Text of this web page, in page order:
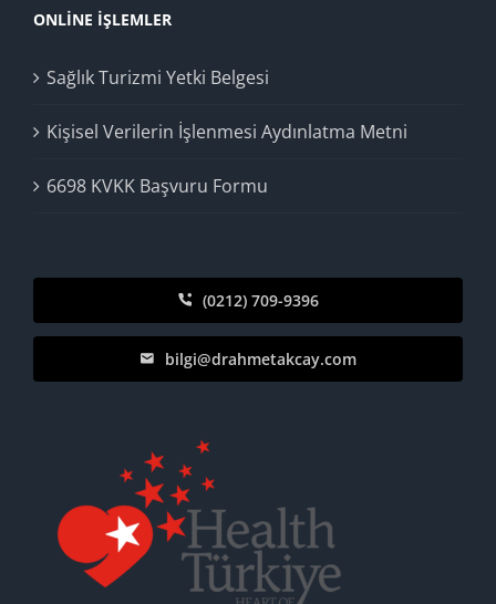
ONLINE İŞLEMLER
Sağlık Turizmi Yetki Belgesi
Kişisel Verilerin İşlenmesi Aydınlatma Metni
6698 KVKK Başvuru Formu
(0212) 709-9396
bilgi@drahmetakcay.com